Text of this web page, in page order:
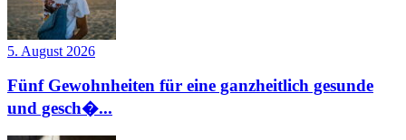
5. August 2026
Fünf Gewohnheiten für eine ganzheitlich gesunde
und gesch�...